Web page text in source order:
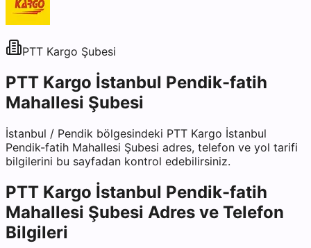
PTT Kargo Şubesi
PTT Kargo İstanbul Pendik-fatih
Mahallesi Şubesi
İstanbul / Pendik bölgesindeki PTT Kargo İstanbul
Pendik-fatih Mahallesi Şubesi adres, telefon ve yol tarifi
bilgilerini bu sayfadan kontrol edebilirsiniz.
PTT Kargo İstanbul Pendik-fatih
Mahallesi Şubesi Adres ve Telefon
Bilgileri